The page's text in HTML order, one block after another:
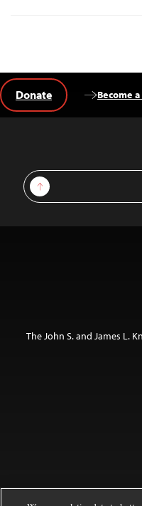
Sign Up
Become
Donate
The John S. and James L.